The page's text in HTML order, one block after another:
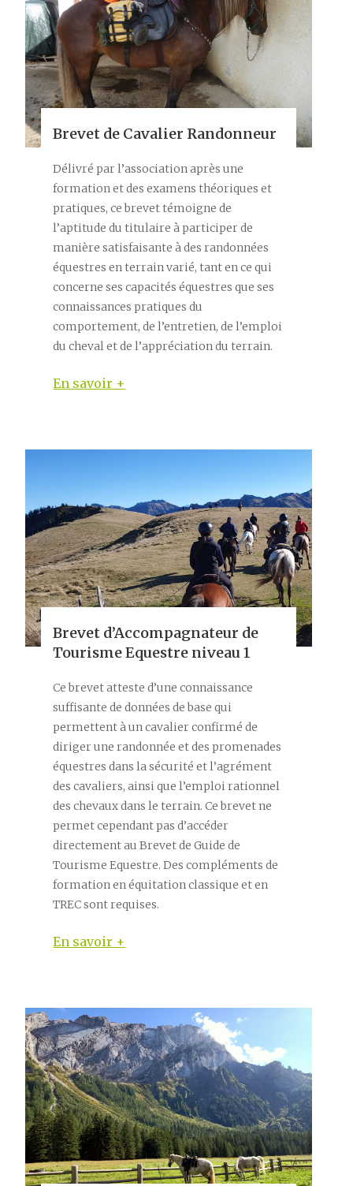
Brevet de Cavalier Randonneur
Délivré par l’association après une
formation et des examens théoriques et
pratiques, ce brevet témoigne de
l’aptitude du titulaire à participer de
manière satisfaisante à des randonnées
équestres en terrain varié, tant en ce qui
concerne ses capacités équestres que ses
connaissances pratiques du
comportement, de l’entretien, de l’emploi
du cheval et de l’appréciation du terrain.
En savoir +
Brevet d’Accompagnateur de
Tourisme Equestre niveau 1
Ce brevet atteste d’une connaissance
suffisante de données de base qui
permettent à un cavalier confirmé de
diriger une randonnée et des promenades
équestres dans la sécurité et l’agrément
des cavaliers, ainsi que l’emploi rationnel
des chevaux dans le terrain. Ce brevet ne
permet cependant pas d’accéder
directement au Brevet de Guide de
Tourisme Equestre. Des compléments de
formation en équitation classique et en
TREC sont requises.
En savoir +